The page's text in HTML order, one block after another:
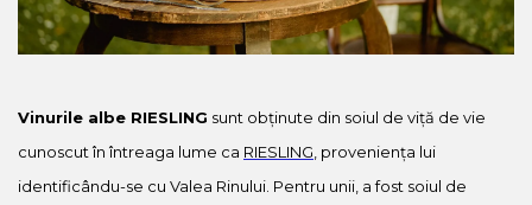
Vin DOC
Vinuri din Franta
Vinuri Catalonia
Vinuri din Ungaria
Sortare Dupa Crama/
Vinurile albe RIESLING sunt obținute din soiul de viță de vie
cunoscut în întreaga lume ca RIESLING, proveniența lui
identificându-se cu Valea Rinului. Pentru unii, a fost soiul de